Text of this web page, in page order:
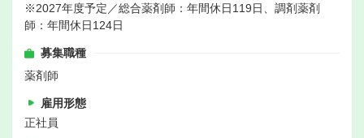
※2027年度予定／総合薬剤師：年間休日119日、調剤薬剤
師：年間休日124日
募集職種
薬剤師
雇用形態
正社員